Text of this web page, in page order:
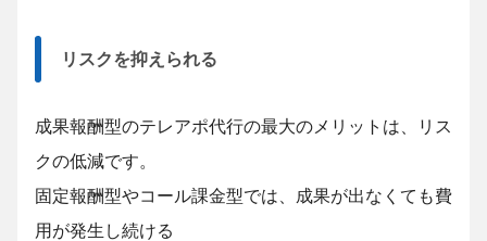
リスクを抑えられる
成果報酬型のテレアポ代行の最大のメリットは、リス
クの低減です。
固定報酬型やコール課金型では、成果が出なくても費
用が発生し続ける